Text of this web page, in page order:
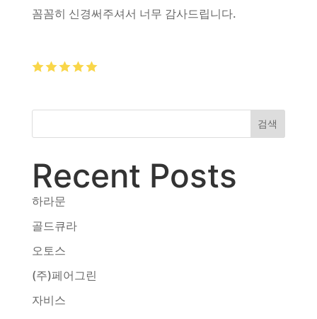
동영상, CI - 카피어랜드㈜
동영상 - (주)듀오백
동영상 - 삼양홀딩스
동영상 - 킷캣
꼼꼼히 신경써주셔서 너무 감사드립니다.
검색
Recent Posts
하라문
골드큐라
오토스
(주)페어그린
자비스